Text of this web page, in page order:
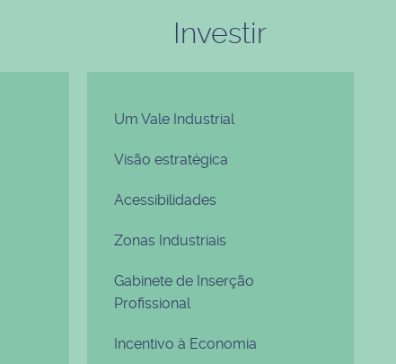
Investir
Um Vale Industrial
Visão estratégica
Acessibilidades
Zonas Industriais
Gabinete de Inserção
Profissional
Incentivo à Economia